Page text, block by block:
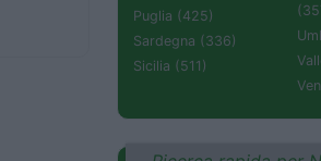
Puglia (425)
Sardegna (336)
Sicilia (511)